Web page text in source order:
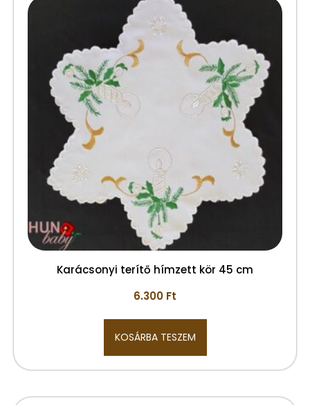
Karácsonyi terítő hímzett kör 45 cm
6.300 Ft
KOSÁRBA TESZEM